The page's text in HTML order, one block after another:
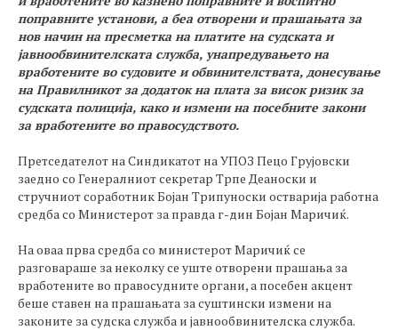
поправните установи, а беа отворени и прашањата за
нов начин на пресметка на платите на судската и
јавнообвинителската служба, унапредувањето на
вработените во судовите и обвинителствата, донесување
на Правилникот за додаток на плата за висок ризик за
судската полиција, како и измени на посебните закони
за вработените во правосудството.
Претседателот на Синдикатот на УПОЗ Пецо Грујовски
заедно со Генералниот секретар Трпе Деаноски и
стручниот соработник Бојан Трипуноски остварија работна
средба со Министерот за правда г-дин Бојан Маричиќ.
На оваа прва средба со министерот Маричиќ се
разговараше за неколку се уште отворени прашања за
вработените во правосудните органи, а посебен акцент
беше ставен на прашањата за суштински измени на
законите за судска служба и јавнообвинителска служба.